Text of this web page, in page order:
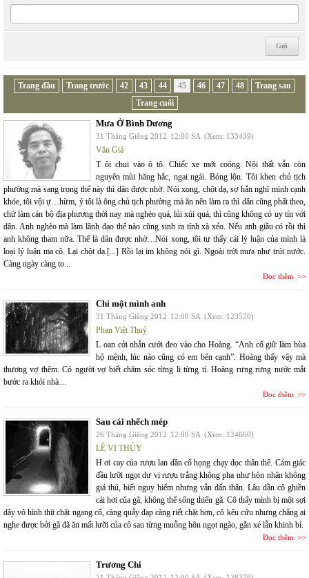
Trang đầu Trang trước 42 43 44 45 46 47 48
Trang sau
Trang cuối
Mưa Ở Bình Dương
31 Tháng Giêng 2012 12:00 SA (Xem: 133439)
Văn Giá
T ôi chui vào ô tô. Chiếc xe mới coóng. Nội thất vẫn còn
nguyên mùi hăng hắc, ngai ngái. Bóng lộn. Tôi khen chủ tịch
phường mà sang trọng thế này thì dân được nhờ. Nói xong, chột dạ, sợ hắn nghĩ mình cạnh
khóe, tôi vội ự…hừm, ý tôi là ông chủ tịch phường mà ăn nên làm ra thì dân cũng phất theo,
chứ làm cán bộ địa phương thời nay mà nghèo quá, lúi xúi quá, thì cũng không có uy tín với
dân. Anh nghèo mà làm lãnh đạo thể nào cũng sinh ra tính xà xẻo. Nếu anh giầu có rồi thì
anh không tham nữa. Thế là dân được nhờ…Nói xong, tôi tự thấy cái lý luận của mình là
loại lý luận ma cô. Lại chột dạ.[...] Rồi lại im không nói gì. Ngoài trời mưa như trút nước.
Càng ngày càng to...
Đọc thêm
Chỉ một mình anh
31 Tháng Giêng 2012 12:00 SA (Xem: 123570)
Phan Việt Thuỷ
L oan cởi nhẫn cưới đeo vào cho Hoàng. “Anh cố giữ làm bùa
hộ mệnh, lúc nào cũng có em bên cạnh”. Hoàng thấy vậy mà
thương vợ thêm. Có người vợ biết chăm sóc từng li từng tí. Hoàng rưng rưng nước mắt
bước ra khỏi nhà…
Đọc thêm
Sau cái nhếch mép
26 Tháng Giêng 2012 12:00 SA (Xem: 124660)
LÊ VI THỦY
H ơi cay của rượu lan dần cổ họng chạy dọc thân thể. Cảm giác
đầu lưỡi ngọt dư vị rượu trắng không pha như hôn nhân không
giá thú, biết nguy hiểm nhưng vẫn dấn thân. Lâu dần cô ghiền
cái hơi của gã, không thể sống thiếu gã. Cô thấy mình bị một sợi
dây vô hình thít chặt ngang cổ, càng quẫy đạp càng riết chặt hơn, cô kêu cứu nhưng chẳng ai
nghe được bởi gã đã ăn mất lưỡi của cô sau từng muỗng hôn ngọt ngào, gằn xé lẫn khinh bỉ.
Đọc thêm
Trương Chi